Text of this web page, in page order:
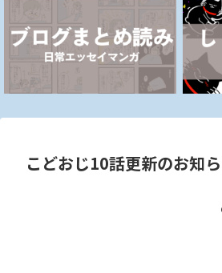
こどおじ10話更新のお知